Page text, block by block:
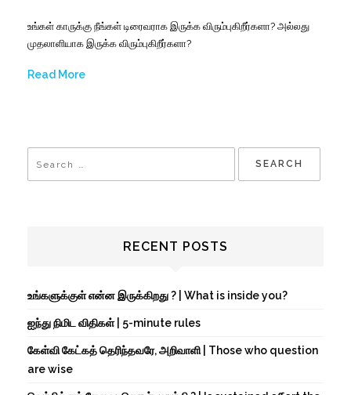
உங்கள் காருக்கு நீங்கள் டிரைவராக இருக்க விரும்புகிறீர்களா? அல்லது
முதலாளியாக இருக்க விரும்புகிறீர்களா?
Read More
RECENT POSTS
உங்களுக்குள் என்ன இருக்கிறது ? | What is inside you?
ஐந்து நிமிட விதிகள் | 5-minute rules
கேள்வி கேட்கத் தெரிந்தவரே, அறிவாளி | Those who question
are wise